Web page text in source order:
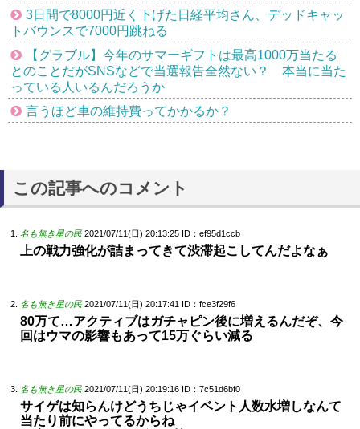
3日間で8000円近く下げた日経平均さん、デッドキャッ
トバウンスで7000円跳ねる
【グラブル】今年のサマーギフトは最高1000万当たる
とのことだがSNSなどで当選報告全然ない？ 本当に当た
っている人いるんだろうか
言うほど車の維持費ってかかるか？
この記事へのコメント
名も無き星の民 2021/07/11(日) 20:13:25 ID：ef95d1ccb
上の戦力強化が詰まってきて渋滞起こしてんだよなぁ
名も無き星の民 2021/07/11(日) 20:17:41 ID：fce3f29f6
80万て…アクティブはガチャピン後に増えるんだぞ、今
回はウマの影響もあって15万ぐらい減る
名も無き星の民 2021/07/11(日) 20:19:16 ID：7c51d6bf0
サイゲは知らんけどうちじゃイベント人数水増しなんて
当たり前にやってるからね